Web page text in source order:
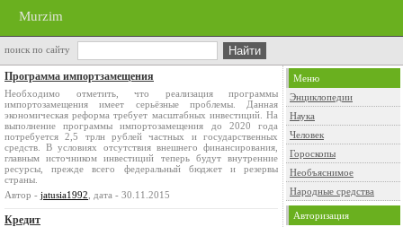
Murzim
поиск по сайту
Программа импортзамещения
Необходимо отметить, что реализация программы
импортозамещения имеет серьёзные проблемы. Данная
экономическая реформа требует масштабных инвестиций. На
выполнение программы импортозамещения до 2020 года
потребуется 2,5 трлн рублей частных и государственных
средств. В условиях отсутствия внешнего финансирования,
главным источником инвестиций теперь будут внутренние
ресурсы, прежде всего федеральный бюджет и резервы
страны.
Автор - jatusia1992 , дата - 30.11.2015
Кредит
Меню
Энциклопедии
Наука
Человек
Гороскопы
Необъяснимое
Народные средства
Авторизация